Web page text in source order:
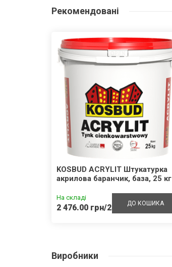
Рекомендовані
KOSBUD ACRYLIT Штукатурка
акрилова баранчик, база, 25 кг
На складі
2 476.00 грн/25кг ДО КОШИКА
Виробники